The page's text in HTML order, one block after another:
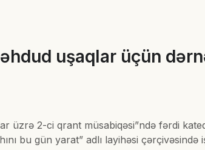
uşaqlar üçün
üzrə 2-ci qrant müsabiqəsi”ndə fərdi
bu gün yarat” adlı layihəsi çərçivəsində